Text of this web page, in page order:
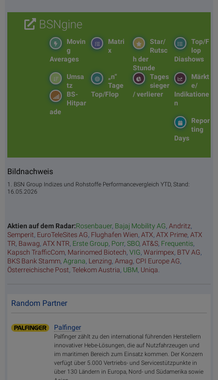
BSNgine
Top/F
lop
Diashows
Star/
Rutsc
h der
Stunde
Matri
x
Movin
g
Averages
Märkt
e/
Indikatione
n
Tages
sieger
/ verlierer
„n“
Tage
Top/Flop
Umsa
tz
BS-
Hitpar
ade
Repor
ting
Days
Bildnachweis
1. BSN Group Indizes und Rohstoffe Performancevergleich YTD, Stand:
16.05.2026
Aktien auf dem Radar:Rosenbauer, Bajaj Mobility AG, Andritz,
Semperit, EuroTeleSites AG, Flughafen Wien, ATX, ATX Prime, ATX
TR, Bawag, ATX NTR, Erste Group, Porr, SBO, AT&S, Frequentis,
Kapsch TrafficCom, Marinomed Biotech, VIG, Warimpex, BTV AG,
BKS Bank Stamm, Agrana, Lenzing, Amag, CPI Europe AG,
Österreichische Post, Telekom Austria, UBM, Uniqa
Random Partner
Palfinger
Palfinger zählt zu den international führenden Herstellern
innovativer Hebe-Lösungen, die auf Nutzfahrzeugen und
im maritimen Bereich zum Einsatz kommen. Der Konzern
verfügt über 5.000 Vertriebs- und Servicestützpunkte in
über 130 Ländern in Europa, Nord- und Südamerika sowie